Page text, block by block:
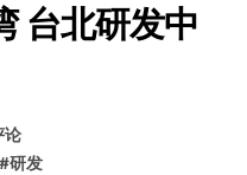
台北研发中
论
#研发